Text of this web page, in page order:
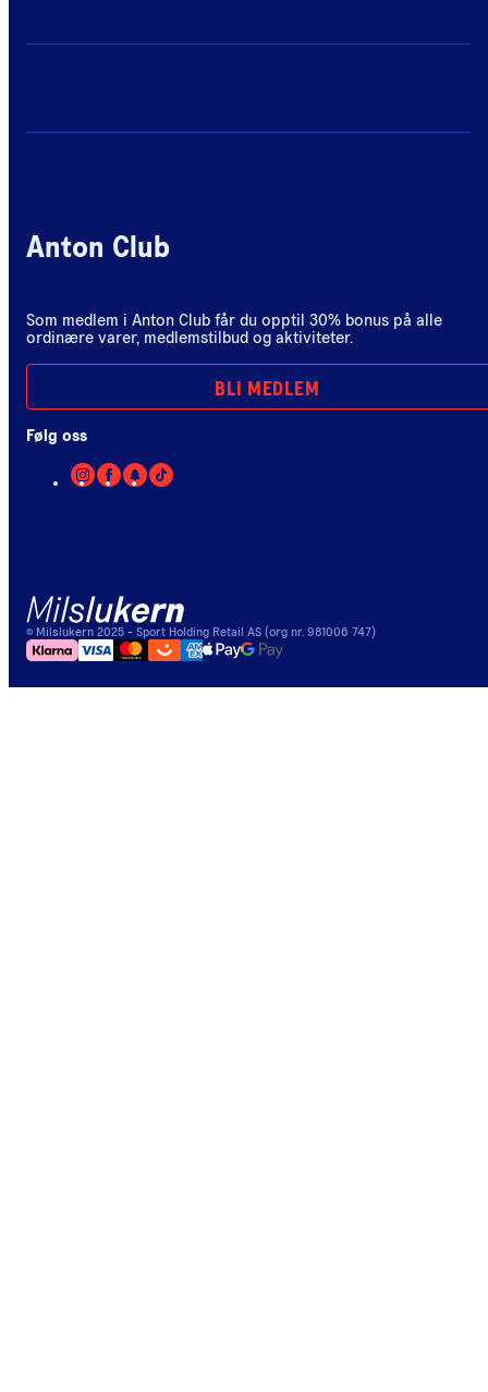
Anton Club
Som medlem i Anton Club får du opptil 30% bonus på alle
ordinære varer, medlemstilbud og aktiviteter.
BLI MEDLEM
Følg oss
© Milslukern 2025 - Sport Holding Retail AS (org nr. 981006 747)